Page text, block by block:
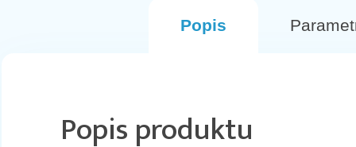
Popis
Popis produktu